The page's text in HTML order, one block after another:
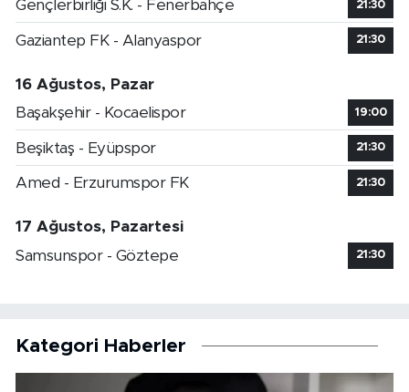
Gençlerbirliği S.K. - Fenerbahçe 21:30
Gaziantep FK - Alanyaspor 21:30
16 Ağustos, Pazar
Başakşehir - Kocaelispor
19:00
Beşiktaş - Eyüpspor 21:30
Amed - Erzurumspor FK 21:30
17 Ağustos, Pazartesi
Samsunspor - Göztepe
21:30
Kategori Haberler